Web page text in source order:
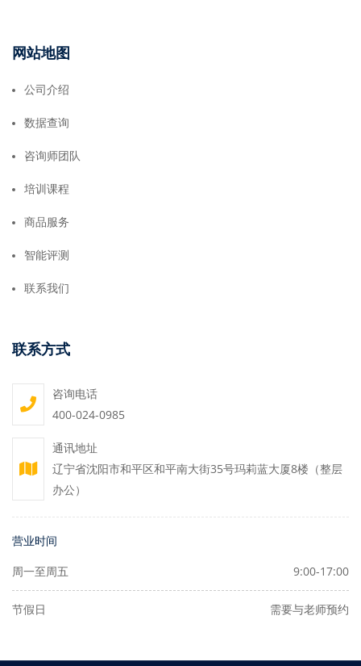
网站地图
公司介绍
数据查询
咨询师团队
培训课程
商品服务
智能评测
联系我们
联系方式
咨询电话
400-024-0985
通讯地址
辽宁省沈阳市和平区和平南大街35号玛莉蓝大厦8楼（整层
办公）
营业时间
周一至周五 9:00-17:00
节假日 需要与老师预约